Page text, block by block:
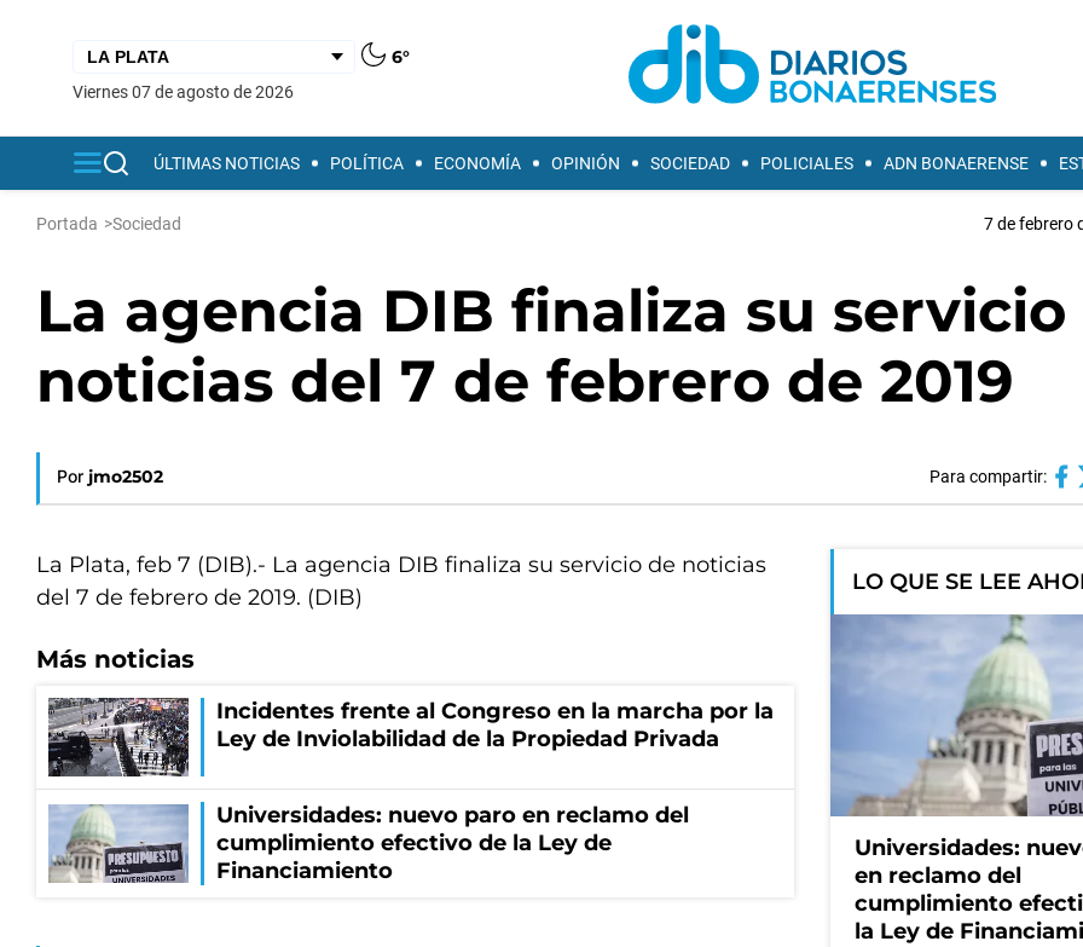
6°
viernes 07 de agosto de 2026
ÚLTIMAS NOTICIAS POLÍTICA ECONOMÍA OPINIÓN SOCIEDAD POLICIALES ADN BONAERENSE
Portada >Sociedad 7 de febrero
La agencia DIB finaliza su servicio
noticias del 7 de febrero de 2019
Por jmo2502 Para compartir:
La Plata, feb 7 (DIB).- La agencia DIB finaliza su servicio de noticias
del 7 de febrero de 2019. (DIB)
Más noticias
Incidentes frente al Congreso en la marcha por la
Ley de Inviolabilidad de la Propiedad Privada
Universidades: nuevo paro en reclamo del
cumplimiento efectivo de la Ley de
Financiamiento
LO QUE SE LEE
Universidades:
en reclamo del
cumplimiento
la Ley de